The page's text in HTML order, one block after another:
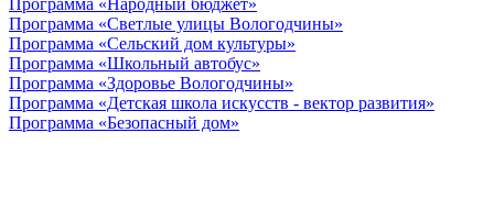
Программа «Светлые улицы Вологодчины»
Программа «Сельский дом культуры»
Программа «Школьный автобус»
Программа «Здоровье Вологодчины»
Программа «Детская школа искусств - вектор развития»
Программа «Безопасный дом»